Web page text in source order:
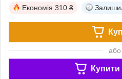
Економія 310 ₴
або
Купити